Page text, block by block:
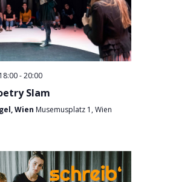
-20:00
Slam
Wien Musemusplatz 1, Wien